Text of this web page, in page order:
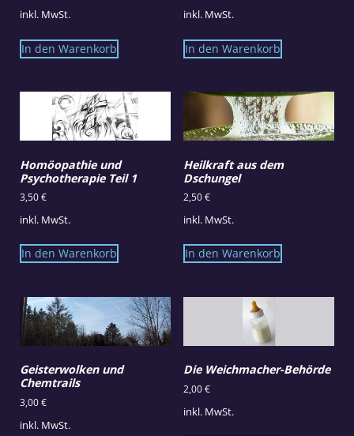
inkl. MwSt.
In den Warenkorb
inkl. MwSt.
In den Warenkorb
Homöopathie und
Psychotherapie Teil 1
3,50€
inkl. MwSt.
In den Warenkorb
Heilkraft aus dem
Dschungel
2,50€
inkl. MwSt.
In den Warenkorb
Geisterwolken und
Chemtrails
3,00€
inkl. MwSt.
Die Weichmacher-Behörde
2,00€
inkl. MwSt.